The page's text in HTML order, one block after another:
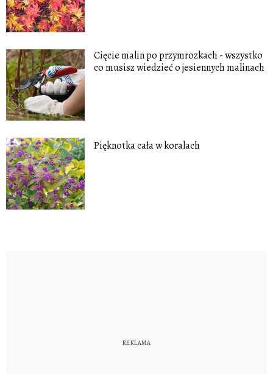
Cięcie malin po przymrozkach - wszystko
co musisz wiedzieć o jesiennych malinach
Pięknotka cała w koralach